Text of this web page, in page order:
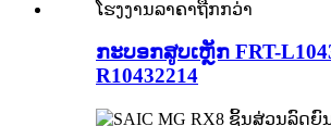
ກະບອກສູບເຫຼັກ FRT-
R10432214